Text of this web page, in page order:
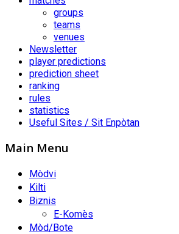
groups
teams
venues
Newsletter
player predictions
prediction sheet
ranking
rules
statistics
Useful Sites / Sit Enpòtan
Main Menu
Mòdvi
Kilti
Biznis
E-Komès
Mòd/Bote